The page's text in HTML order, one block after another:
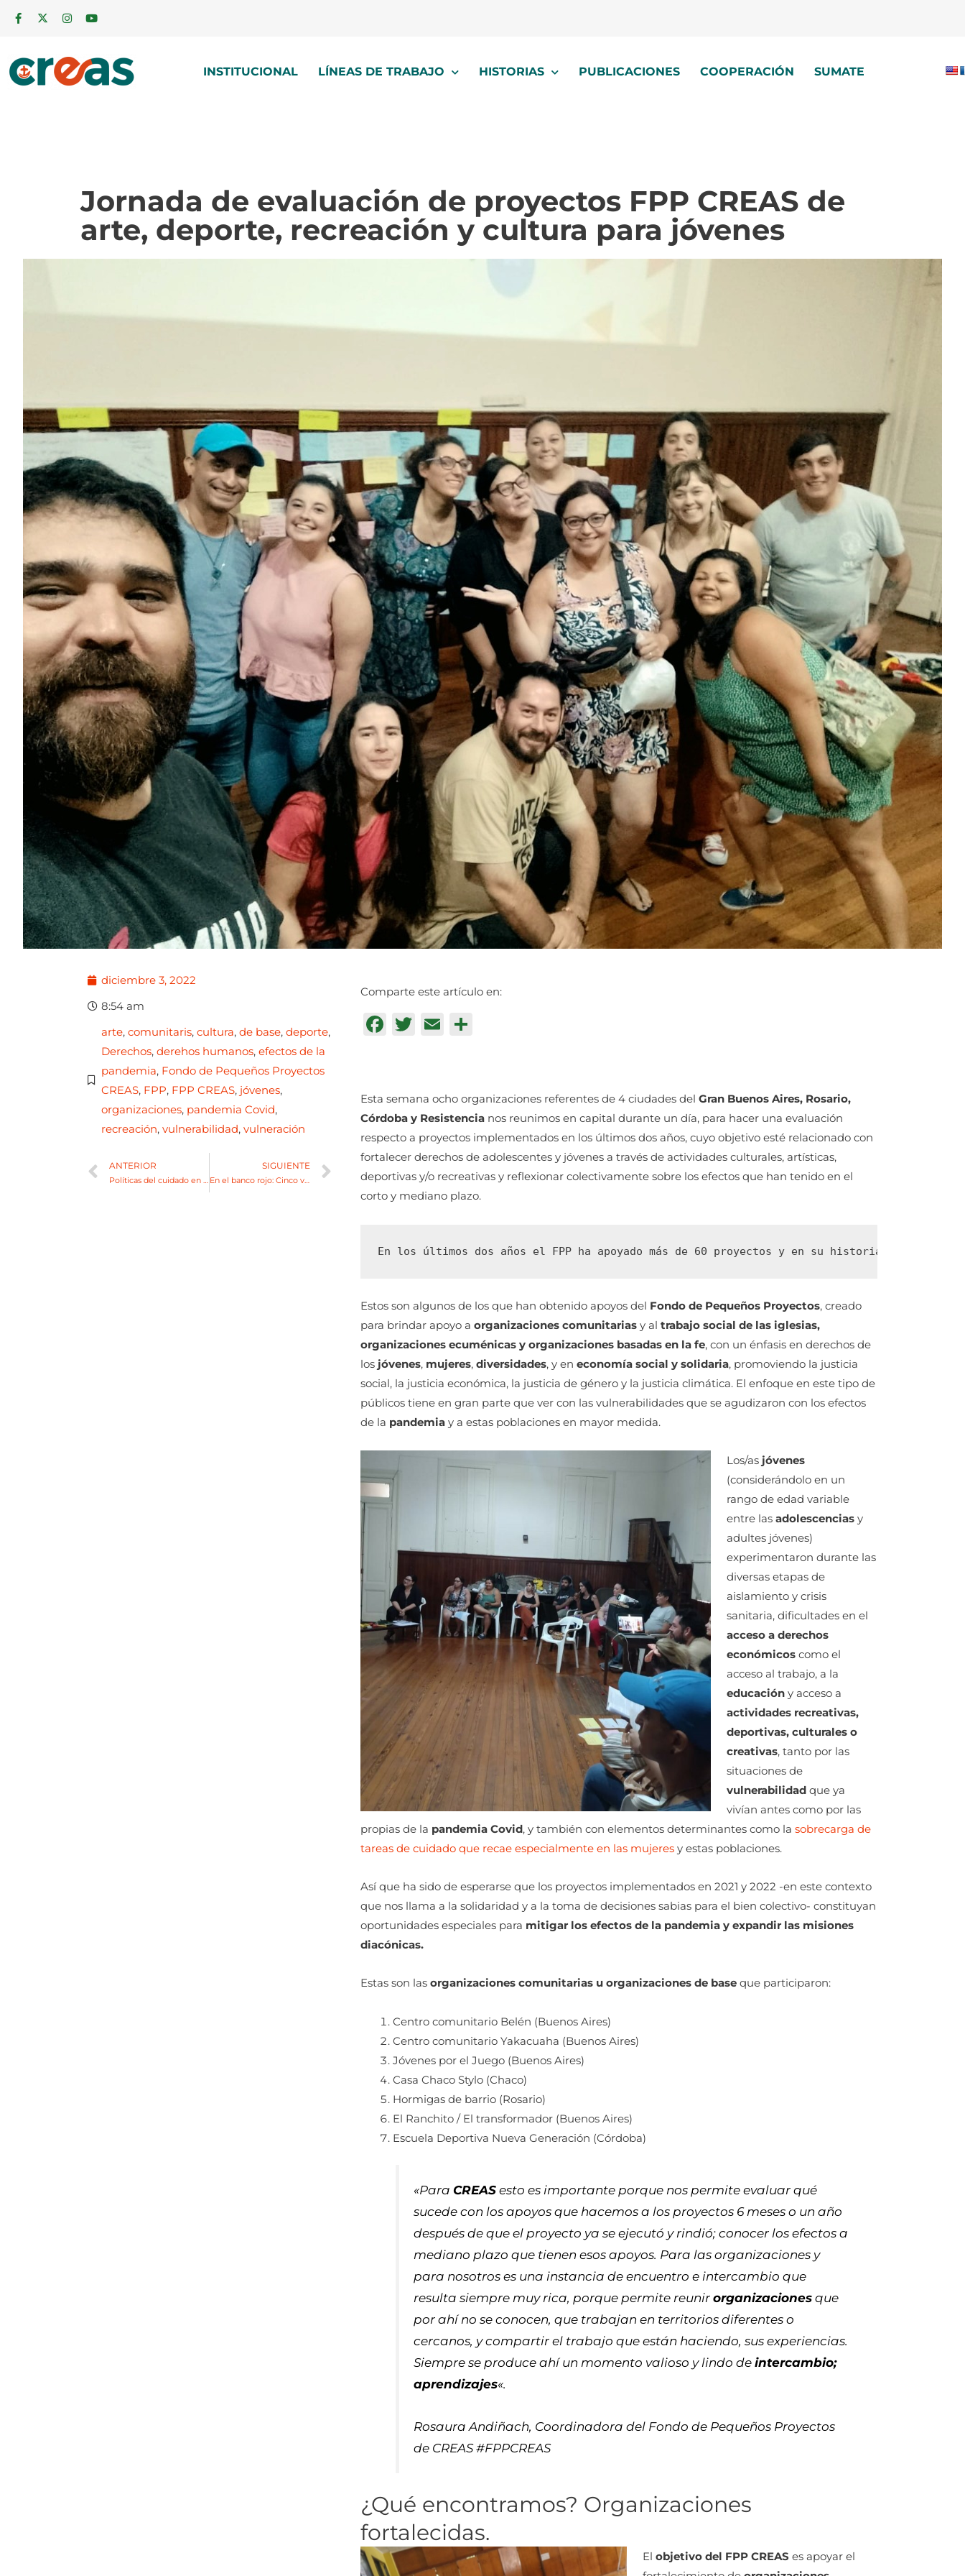
INSTITUCIONAL LÍNEAS DE TRABAJO HISTORIAS PUBLICACIONES COOPERACIÓN SUMATE
Jornada de evaluación de proyectos FPP CREAS de
arte, deporte, recreación y cultura para jóvenes
diciembre 3, 2022
8:54 am
arte, comunitaris, cultura, de base, deporte,
Derechos, derehos humanos, efectos de la
pandemia, Fondo de Pequeños Proyectos
CREAS, FPP, FPP CREAS, jóvenes,
organizaciones, pandemia Covid,
recreación, vulnerabilidad, vulneración
ANTERIOR
Políticas del cuidado en el Acuerdo de la XV Conferencia Regional de la Mujer, de CEPAL
SIGUIENTE
En el banco rojo: Cinco voces en eco por la eliminación de las violencias basadas en género
Comparte este artículo en:
Facebook
Twitter
Email
Esta semana ocho organizaciones referentes de 4 ciudades del Gran Buenos Aires, Rosario,
Córdoba y Resistencianos reunimos en capital durante un día, para hacer una evaluación
respecto a proyectos implementados en los últimos dos años, cuyo objetivo esté relacionado con
fortalecer derechos de adolescentes y jóvenes a través de actividades culturales, artísticas,
deportivas y/o recreativas y reflexionar colectivamente sobre los efectos que han tenido en el
corto y mediano plazo.
En los últimos dos años el FPP ha apoyado más de 60 proyectos y en su historia alrededor
Estos son algunos de los que han obtenido apoyos del Fondo de Pequeños Proyectos, creado
para brindar apoyo a organizaciones comunitariasy al trabajo social de las iglesias,
organizaciones ecuménicas y organizaciones basadas en la fe, con un énfasis en derechos de
los jóvenes, mujeres, diversidades, y en economía social y solidaria, promoviendo la justicia
social, la justicia económica, la justicia de género y la justicia climática. El enfoque en este tipo de
públicos tiene en gran parte que ver con las vulnerabilidades que se agudizaron con los efectos
de la pandemiay a estas poblaciones en mayor medida.
Los/as jóvenes
(considerándolo en un
rango de edad variable
entre lasadolescencias y
adultes jóvenes)
experimentaron durante las
diversas etapas de
aislamiento y crisis
sanitaria, dificultades en el
acceso a derechos
económicos como el
acceso al trabajo, a la
educación y acceso a
actividades recreativas,
deportivas, culturales o
creativas, tanto por las
situaciones de
vulnerabilidad que ya
vivían antes como por las
propias de la pandemia Covid, y también con elementos determinantes como la sobrecarga de
tareas de cuidado que recae especialmente en las mujeresy estas poblaciones.
Así que ha sido de esperarse que los proyectos implementados en 2021 y 2022 -en este contexto
que nos llama a la solidaridad y a la toma de decisiones sabias para el bien colectivo- constituyan
oportunidades especiales para mitigar los efectos de la pandemia y expandir las misiones
diacónicas.
Estas son las organizaciones comunitarias u organizaciones de baseque participaron:
Centro comunitario Belén (Buenos Aires)
Centro comunitario Yakacuaha (Buenos Aires)
Jóvenes por el Juego (Buenos Aires)
Casa Chaco Stylo (Chaco)
Hormigas de barrio (Rosario)
El Ranchito / El transformador (Buenos Aires)
Escuela Deportiva Nueva Generación (Córdoba)
«Para CREAS esto es importante porque nos permite evaluar qué
sucede con los apoyos que hacemos a los proyectos 6 meses o un año
después de que el proyecto ya se ejecutó y rindió; conocer los efectos a
mediano plazo que tienen esos apoyos. Para las organizaciones y
para nosotros es una instancia de encuentro e intercambio que
resulta siempre muy rica, porque permite reunirorganizaciones que
por ahí no se conocen, que trabajan en territorios diferentes o
cercanos, y compartir el trabajo que están haciendo, sus experiencias.
Siempre se produce ahí un momento valioso y lindo deintercambio;
aprendizajes«.
Rosaura Andiñach, Coordinadora del Fondo de Pequeños Proyectos
de CREAS #FPPCREAS
¿Qué encontramos? Organizaciones
fortalecidas.
Elobjetivo del FPP CREAS es apoyar el